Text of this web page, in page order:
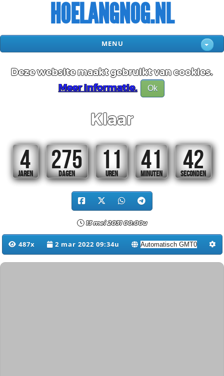
HOELANGNOG.NL
MENU
Deze website maakt gebruikt van cookies.
Meer informatie.
Ok
Klaar
4
JAREN
275
DAGEN
11
UREN
41
MINUTEN
42
SECONDEN
13 mei 2031 00:00u
487x 2 mar 2022 09:34u